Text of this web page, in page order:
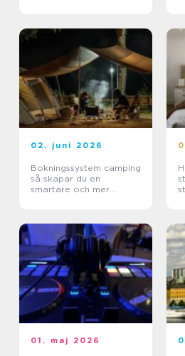
02. juni 2026
Bokningssystem camping
så skapar du en
smartare och mer
01. maj 2026